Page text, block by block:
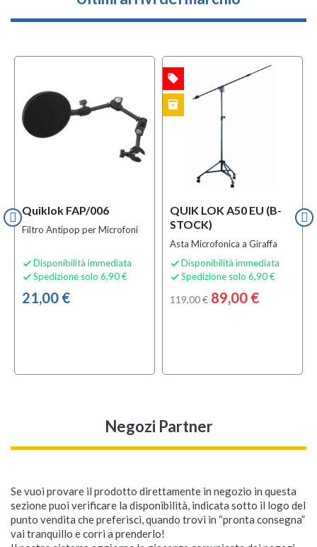
Quiklok FAP/006
Filtro Antipop per Microfoni
 Disponibilità immediata
 Spedizione solo 6,90 €
21,00 €
QUIK LOK A50 EU (B-
STOCK)
Asta Microfonica a Giraffa
 Disponibilità immediata
 Spedizione solo 6,90 €
119,00 € 89,00 €
local_offer
B-STOCK inventory
Negozi Partner
Se vuoi provare il prodotto direttamente in negozio in questa
sezione puoi verificare la disponibilità, indicata sotto il logo del
punto vendita che preferisci, quando trovi in “pronta consegna”
vai tranquillo e corri a prenderlo!